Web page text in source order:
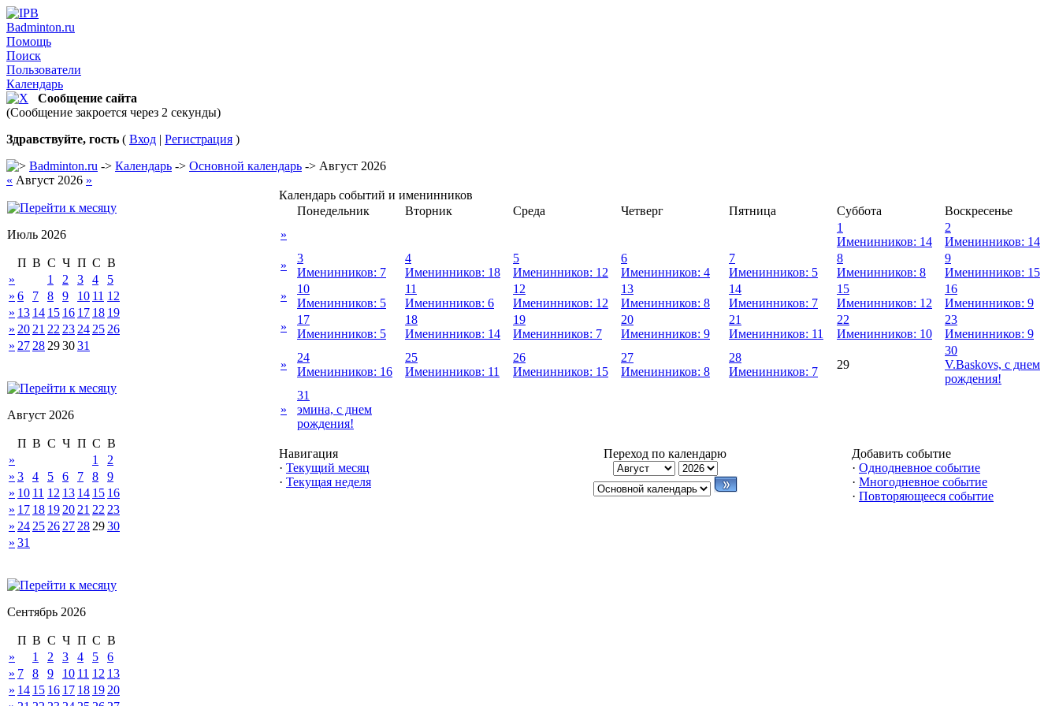
Badminton.ru
Помощь
Поиск
Пользователи
Календарь
Сообщение сайта
(Сообщение закроется через 2 секунды)
Здравствуйте, гость ( Вход | Регистрация )
Badminton.ru -> Календарь -> Основной календарь -> Август 2026
« Август 2026 »
Июль 2026
П В С Ч П С В
»
1 2 3 4
5
» 6 7 8 9 10 11 12
» 13 14 15 16 17 18 19
» 20 21 22 23 24 25 26
» 27 28 293031
Август 2026
П В С Ч П С В
»
1
2
» 3 4 5 6 7 8
9
» 10 11 12 13 14 15 16
» 17 18 19 20 21 22 23
» 24 25 26 27 28 2930
» 31
Сентябрь 2026
П В С Ч П С В
»
1 2 3 4 5
6
» 7 8 9 10 11 12 13
» 14 15 16 17 18 19 20
Календарь событий и именинников
Понедельник
Вторник Среда Четверг Пятница Суббота
Воскресенье
»
1
Именинников: 14
2
Именинников: 14
»
3
Именинников: 7
4
Именинников: 18
5
Именинников: 12
6
Именинников: 4
7
Именинников: 5
8
Именинников: 8
9
Именинников: 15
»
10
Именинников: 5
11
Именинников: 6
12
Именинников: 12
13
Именинников: 8
14
Именинников: 7
15
Именинников: 12
16
Именинников: 9
»
17
Именинников: 5
18
Именинников: 14
19
Именинников: 7
20
Именинников: 9
21
Именинников: 11
22
Именинников: 10
23
Именинников: 9
»
24
Именинников: 16
25
Именинников: 11
26
Именинников: 15
27
Именинников: 8
28
Именинников: 7
29
30
V.Baskovs, с днем
рождения!
»
31
эмина, с днем
рождения!
Навигация
· Текущий месяц
· Текущая неделя
Переход по календарю
Добавить событие
· Однодневное событие
· Многодневное событие
· Повторяющееся событие